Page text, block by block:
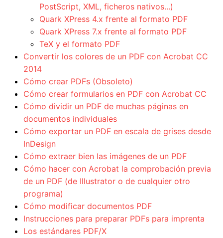
PostScript, XML, ficheros nativos...)
Quark XPress 4.x frente al formato PDF
Quark XPress 7.x frente al formato PDF
TeX y el formato PDF
Convertir los colores de un PDF con Acrobat CC
2014
Cómo crear PDFs (Obsoleto)
Cómo crear formularios en PDF con Acrobat CC
Cómo dividir un PDF de muchas páginas en
documentos individuales
Cómo exportar un PDF en escala de grises desde
InDesign
Cómo extraer bien las imágenes de un PDF
Cómo hacer con Acrobat la comprobación previa
de un PDF (de Illustrator o de cualquier otro
programa)
Cómo modificar documentos PDF
Instrucciones para preparar PDFs para imprenta
Los estándares PDF/X